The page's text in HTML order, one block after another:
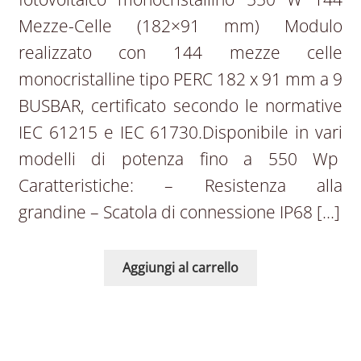
Mezze-Celle (182×91 mm) Modulo
realizzato con 144 mezze celle
monocristalline tipo PERC 182 x 91 mm a 9
BUSBAR, certificato secondo le normative
IEC 61215 e IEC 61730.Disponibile in vari
modelli di potenza fino a 550 Wp
Caratteristiche: – Resistenza alla
grandine – Scatola di connessione IP68 […]
Aggiungi al carrello